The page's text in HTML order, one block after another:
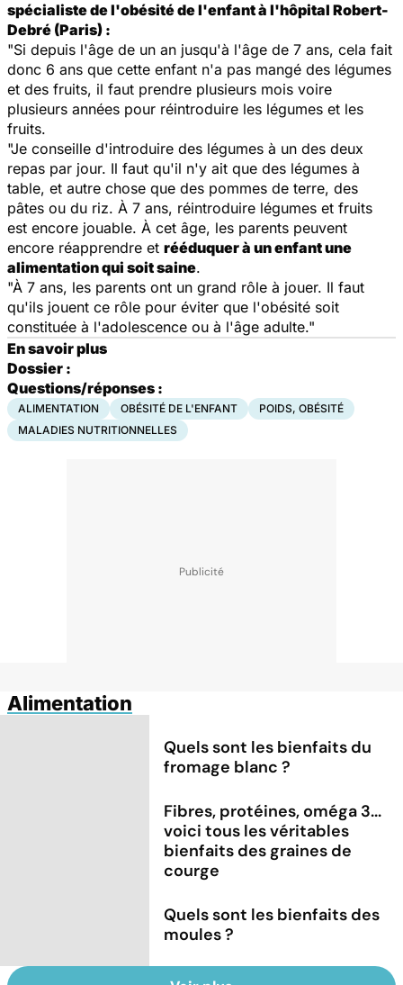
spécialiste de l'obésité de l'enfant à l'hôpital Robert-
Debré (Paris) :
"Si depuis l'âge de un an jusqu'à l'âge de 7 ans, cela fait
donc 6 ans que cette enfant n'a pas mangé des légumes
et des fruits, il faut prendre plusieurs mois voire
plusieurs années pour réintroduire les légumes et les
fruits.
"Je conseille d'introduire des légumes à un des deux
repas par jour. Il faut qu'il n'y ait que des légumes à
table, et autre chose que des pommes de terre, des
pâtes ou du riz. À 7 ans, réintroduire légumes et fruits
est encore jouable. À cet âge, les parents peuvent
encore réapprendre et rééduquer à un enfant une
alimentation qui soit saine.
"À 7 ans, les parents ont un grand rôle à jouer. Il faut
qu'ils jouent ce rôle pour éviter que l'obésité soit
constituée à l'adolescence ou à l'âge adulte."
En savoir plus
Dossier :
Questions/réponses :
ALIMENTATION OBÉSITÉ DE L'ENFANT
POIDS, OBÉSITÉ
MALADIES NUTRITIONNELLES
Alimentation
Quels sont les bienfaits du
fromage blanc ?
Fibres, protéines, oméga 3...
voici tous les véritables
bienfaits des graines de
courge
Quels sont les bienfaits des
moules ?